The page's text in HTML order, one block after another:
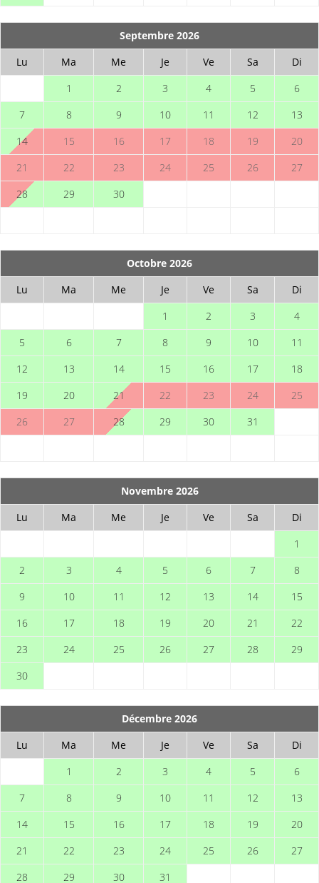
Septembre 2026
Lu
Ma Me Je Ve Sa
Di
1
2 3 4 5
6
7
8 9 10 11 12
13
14
15 16 17 18 19
20
21
22 23 24 25 26
27
28
29 30
Octobre 2026
Lu
Ma Me Je Ve Sa
Di
1
2 3
4
5
6 7 8 9 10
11
12
13 14 15 16 17
18
19
20 21 22 23 24
25
26
27 28 29 30 31
Novembre 2026
Lu
Ma Me Je Ve Sa
Di
1
2
3 4 5 6 7
8
9
10 11 12 13 14
15
16
17 18 19 20 21
22
23
24 25 26 27 28
29
30
Décembre 2026
Lu
Ma Me Je Ve Sa
Di
1
2 3 4 5
6
7
8 9 10 11 12
13
14
15 16 17 18 19
20
21
22 23 24 25 26
27
28
29 30 31